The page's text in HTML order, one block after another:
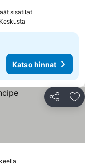
sisätilat
Katso hinnat
Jaa